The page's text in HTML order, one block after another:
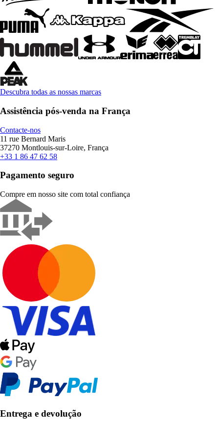
Descubra todas as nossas marcas
Assistência pós-venda na França
Contacte-nos
11 rue Bernard Maris
37270 Montlouis-sur-Loire, França
+33 1 86 47 62 58
Pagamento seguro
Compre em nosso site com total confiança
Entrega e devolução